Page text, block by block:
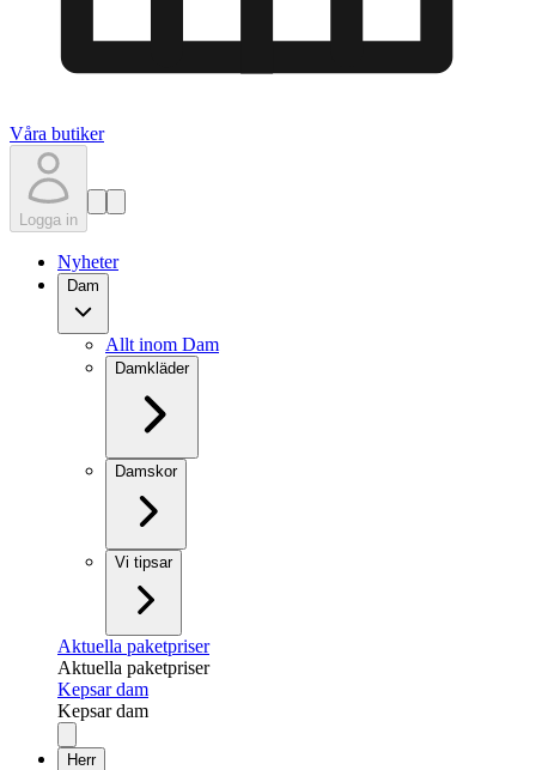
Våra butiker
Logga in
Nyheter
Dam
Allt inom Dam
Damkläder
Damskor
Vi tipsar
Aktuella paketpriser
Aktuella paketpriser
Kepsar dam
Kepsar dam
Herr